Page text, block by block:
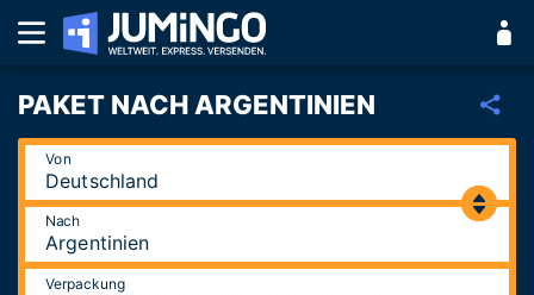
PAKET NACH ARGENTINIEN
Von
Nach
Verpackung